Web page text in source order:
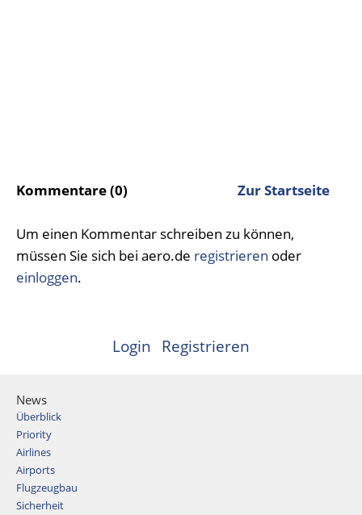
Kommentare (0) Zur Startseite
Um einen Kommentar schreiben zu können,
müssen Sie sich bei aero.de registrieren oder
einloggen.
Login Registrieren
News
Überblick
Priority
Airlines
Airports
Flugzeugbau
Sicherheit